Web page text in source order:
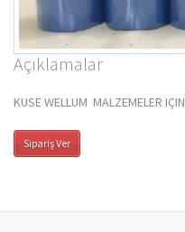
Açıklamalar
KUSE WELLUM MALZEMELER IÇIN